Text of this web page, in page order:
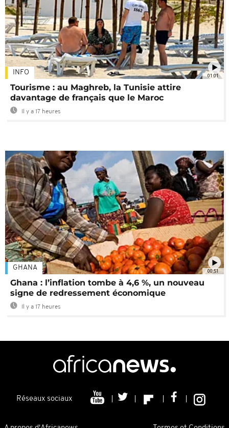
01:01
INFO
Tourisme : au Maghreb, la Tunisie attire
davantage de français que le Maroc
Il y a 17 heures
00:51
GHANA
Ghana : l’inflation tombe à 4,6 %, un nouveau
signe de redressement économique
Il y a 17 heures
Réseaux sociaux